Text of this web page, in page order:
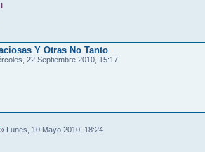
Y Otras No Tanto
22 Septiembre 2010, 15:17
» Lunes, 10 Mayo 2010, 18:24